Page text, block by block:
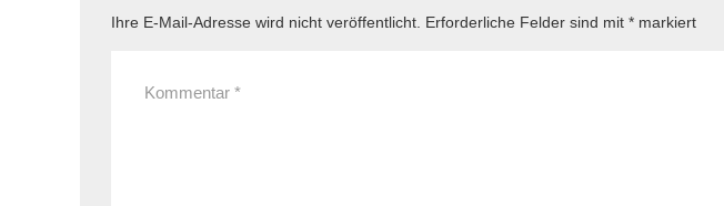
Ihre E-Mail-Adresse wird nicht veröffentlicht. Erforderliche Felder sind mit * markiert